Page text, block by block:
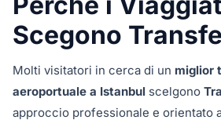
Scegono
Molti visitatori in cerca di un miglior
aeroportuale a Istanbul scelgono
approccio professionale e orientato